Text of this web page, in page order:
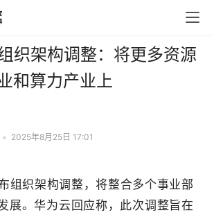
织架构调整：将更多资源
和算力产业上
• 2025年8月25日 17:01
组织架构调整，将整合多个事业部
展。华为云回应称，此次调整旨在